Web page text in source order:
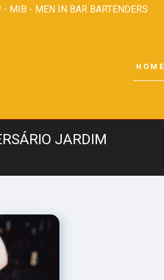
MIB - MEN IN BAR BARTENDERS
HOME
JARDIM